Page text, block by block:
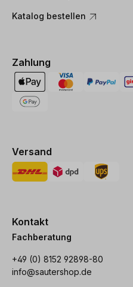
Katalog bestellen
Zahlung
Versand
Kontakt
Fachberatung
+49 (0) 8152 92898-80
info@sautershop.de